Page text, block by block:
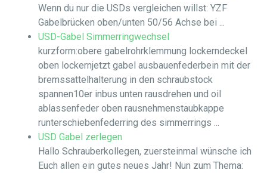
Wenn du nur die USDs vergleichen willst: YZF
Gabelbrücken oben/unten 50/56 Achse bei ...
USD-Gabel Simmerringwechsel
kurzform:obere gabelrohrklemmung lockerndeckel
oben lockernjetzt gabel ausbauenfederbein mit der
bremssattelhalterung in den schraubstock
spannen10er inbus unten rausdrehen und oil
ablassenfeder oben rausnehmenstaubkappe
runterschiebenfederring des simmerrings ...
USD Gabel zerlegen
Hallo Schrauberkollegen, zuersteinmal wünsche ich
Euch allen ein gutes neues Jahr! Nun zum Thema: